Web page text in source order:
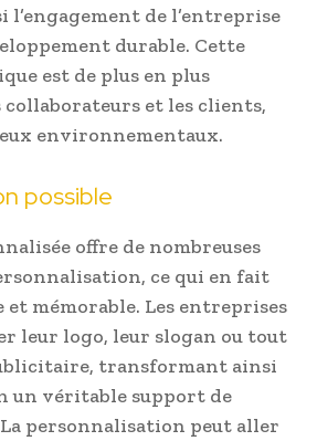
de l’entreprise
durable. Cette
est de plus en plus
collaborateurs et les clients,
environnementaux.
possible
offre de nombreuses
ce qui en fait
et mémorable. Les entreprises
leur logo, leur slogan ou tout
transformant ainsi
un véritable support de
personnalisation peut aller